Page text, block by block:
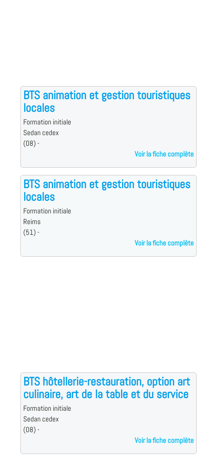
BTS animation et gestion touristiques
locales
Formation initiale
Sedan cedex
(08) -
Voir la fiche complète
BTS animation et gestion touristiques
locales
Formation initiale
Reims
(51) -
Voir la fiche complète
BTS hôtellerie-restauration, option art
culinaire, art de la table et du service
Formation initiale
Sedan cedex
(08) -
Voir la fiche complète